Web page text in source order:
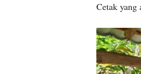
Cetak yang